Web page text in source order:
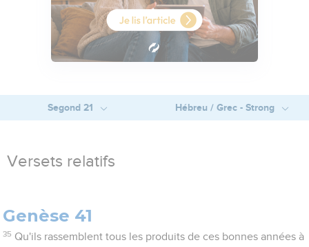
Segond 21 Hébreu / Grec - Strong
Versets relatifs
Genèse 41
35 Qu'ils rassemblent tous les produits de ces bonnes années à